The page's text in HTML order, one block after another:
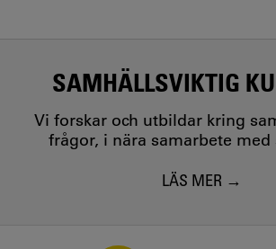
SAMHÄLLSVIKTIG
Vi forskar och utbildar kring
frågor, i nära samarbete med
LÄS MER